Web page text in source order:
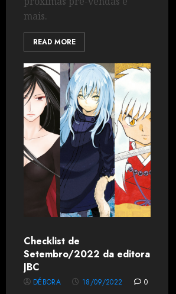
mais.
READ MORE
Checklist de
Setembro/2022 da editora
JBC
DÉBORA 18/09/2022 0